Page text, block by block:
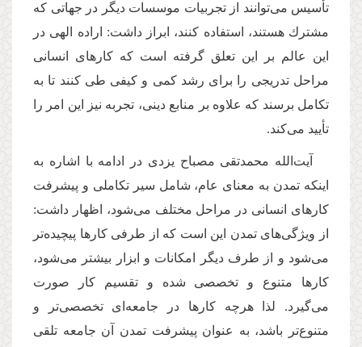
تأسیس می‌توانند از تجربیات موسسات دیگر در جهاتی كه
مشترك هستند، استفاده كنند، ابراز داشت: اراده الهی در
این عالم بر این تعلق گرفته است كه كارهای انسانی
مراحل تدریجی را برای رشد كمی و كیفی طی كنند تا به
تكامل برسند كه علاوه بر منابع دینی، تجربه نیز این امر را
تأیید می‌كند.
آیت‌الله محمدتقی مصباح یزدی در ادامه با اشاره به
اینكه تمدن به معنای عام، شامل سیر تكاملی و پیشرفت
كارهای انسانی در مراحل مختلف می‌شود، اظهار داشت:
از ویژگی‌های تمدن این است كه از طرفی كارها پیچیده‌تر
می‌شود و از طرف دیگر امكانات و ابزار بیشتر می‌شود،
كارها متنوع و تخصصی شده و تقسیم كار صورت
می‌گیرد. لذا هرچه كارها در جامعه‌ای تخصصی‌تر و
متنوع‌تر باشد، به عنوان پیشرفت تمدن آن جامعه تلقی